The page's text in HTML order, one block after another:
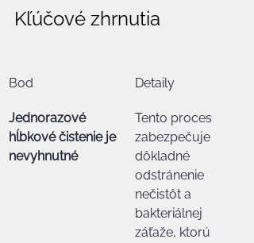
Kľúčové zhrnutia
Bod Detaily
Jednorazové
hĺbkové čistenie je
nevyhnutné
Tento proces
zabezpečuje
dôkladné
odstránenie
nečistôt a
bakteriálnej
záťaže, ktorú